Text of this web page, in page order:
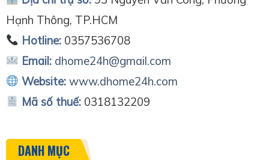
Hạnh Thông, TP.HCM
Hotline:0357536708
Email: dhome24h@gmail.com
Website: www.dhome24h.com
Mã số thuế: 0318132209
DANH MỤC